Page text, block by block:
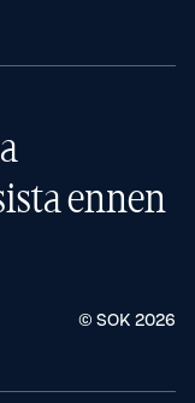
ennen
© SOK 2026